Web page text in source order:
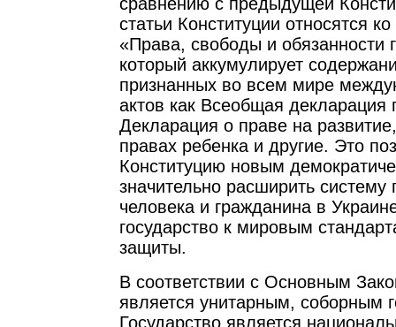
статьи Конституции относятся
«Права, свободы и обязанности
который аккумулирует
признанных во всем мире
актов как Всеобщая декларация
Декларация о праве на
правах ребенка и другие. Это
Конституцию новым
значительно расширить систему
человека и гражданина в
государство к мировым
защиты.
В соответствии с Основным
является унитарным, соборным
Государство является